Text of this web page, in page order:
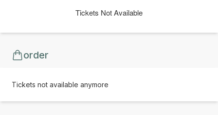
Tickets Not Available
order
Tickets not available anymore